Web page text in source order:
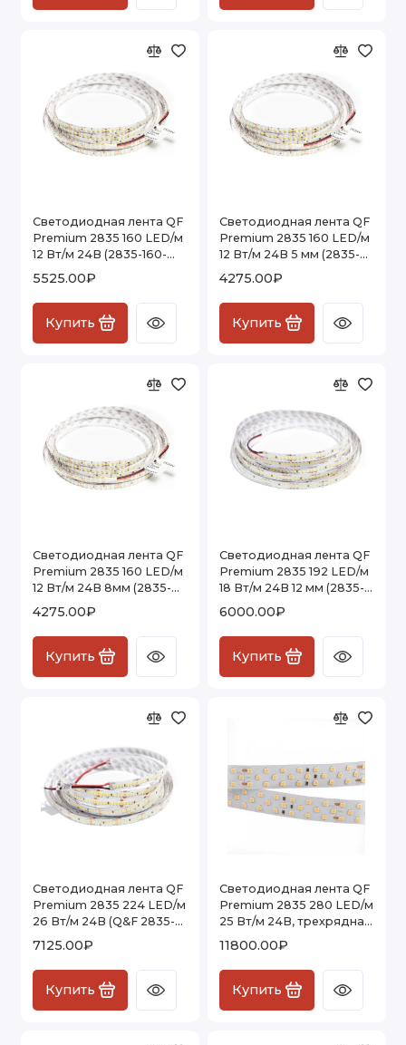
Светодиодная лента QF
Premium 2835 160 LED/м
12 Вт/м 24В (2835-160-
5525.00₽
Купить
Светодиодная лента QF
Premium 2835 160 LED/м
12 Вт/м 24В 5 мм (2835-
4275.00₽
Купить
Светодиодная лента QF
Premium 2835 160 LED/м
12 Вт/м 24В 8мм (2835-
4275.00₽
Купить
Светодиодная лента QF
Premium 2835 192 LED/м
18 Вт/м 24В 12 мм (2835-
6000.00₽
Купить
Светодиодная лента QF
Premium 2835 224 LED/м
26 Вт/м 24В (Q&F 2835-
7125.00₽
Купить
Светодиодная лента QF
Premium 2835 280 LED/м
25 Вт/м 24В, трехрядная
IP20, 5м
11800.00₽
Купить